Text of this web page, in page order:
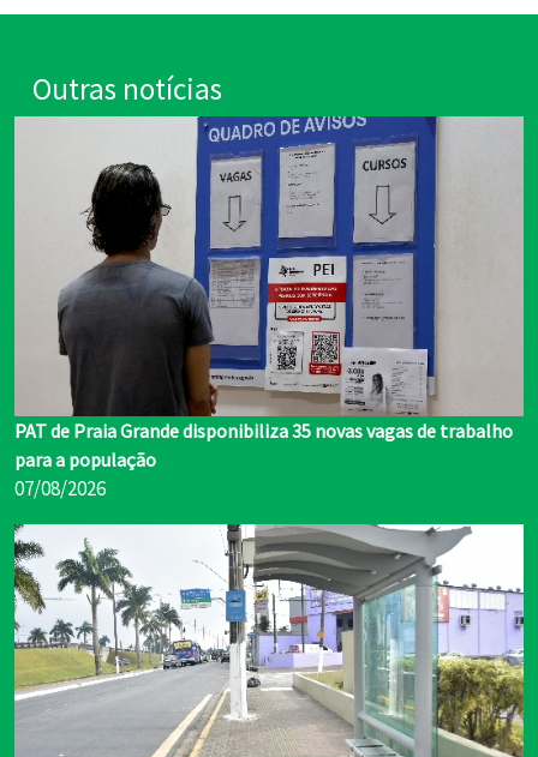
Outras notícias
PAT de Praia Grande disponibiliza 35 novas vagas de trabalho
para a população
07/08/2026